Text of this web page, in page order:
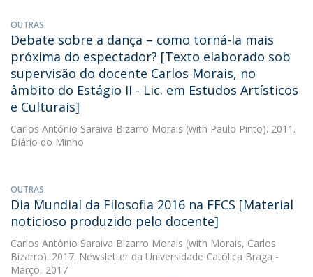
OUTRAS
Debate sobre a dança – como torná-la mais
próxima do espectador? [Texto elaborado sob
supervisão do docente Carlos Morais, no
âmbito do Estágio II - Lic. em Estudos Artísticos
e Culturais]
Carlos António Saraiva Bizarro Morais (with Paulo Pinto). 2011.
Diário do Minho
OUTRAS
Dia Mundial da Filosofia 2016 na FFCS [Material
noticioso produzido pelo docente]
Carlos António Saraiva Bizarro Morais (with Morais, Carlos
Bizarro). 2017. Newsletter da Universidade Católica Braga -
Março, 2017